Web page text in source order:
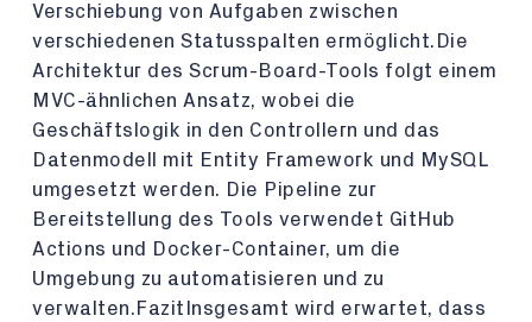
Verschiebung von Aufgaben zwischen
verschiedenen Statusspalten ermöglicht.Die
Architektur des Scrum-Board-Tools folgt einem
MVC-ähnlichen Ansatz, wobei die
Geschäftslogik in den Controllern und das
Datenmodell mit Entity Framework und MySQL
umgesetzt werden. Die Pipeline zur
Bereitstellung des Tools verwendet GitHub
Actions und Docker-Container, um die
Umgebung zu automatisieren und zu
verwalten.FazitInsgesamt wird erwartet, dass